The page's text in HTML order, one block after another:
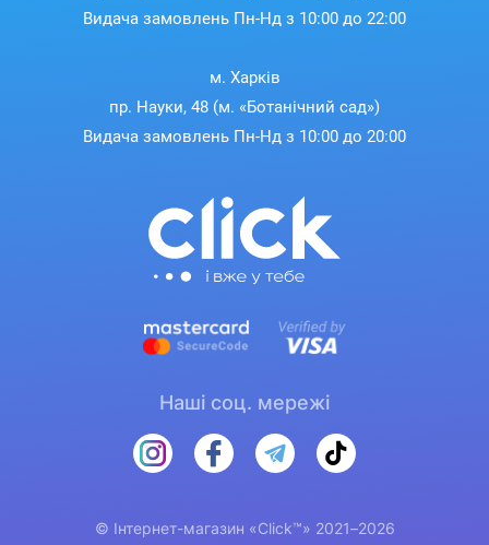
Видача замовлень Пн-Нд з 10:00 до 22:00
м. Харків
пр. Науки, 48 (м. «Ботанічний сад»)
Видача замовлень Пн-Нд з 10:00 до 20:00
Наші соц. мережі
© Інтернет-магазин «Click™» 2021–2026